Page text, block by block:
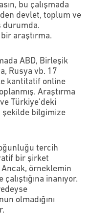
bu çalışmada
devlet, toplum ve
durumda.
araştırma.
ABD, Birleşik
Rusya vb. 17
kantitatif online
Araştırma
Türkiye'deki
şekilde bilgimize
tercih
bir şirket
örneklemin
inanıyor.
olmadığını